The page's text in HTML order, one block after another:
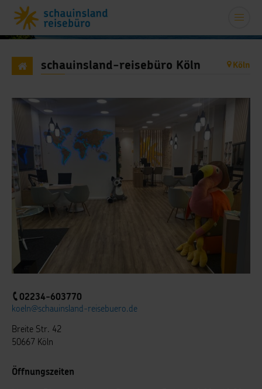
schauinsland-reisebüro Köln Köln
02234-603770
koeln@schauinsland-reisebuero.de
Breite Str. 42
50667 Köln
Öffnungszeiten